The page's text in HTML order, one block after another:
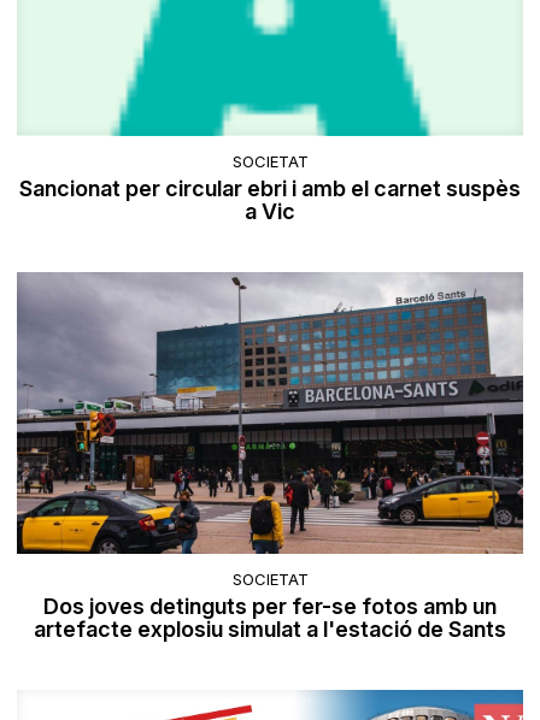
SOCIETAT
Sancionat per circular ebri i amb el carnet suspès
a Vic
SOCIETAT
Dos joves detinguts per fer-se fotos amb un
artefacte explosiu simulat a l'estació de Sants